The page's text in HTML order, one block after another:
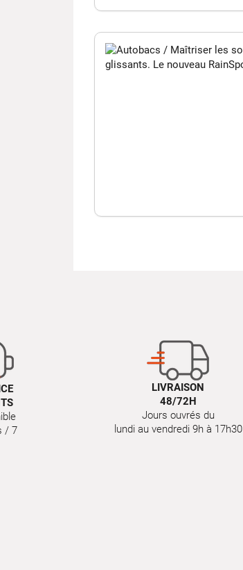
/ 7
LIVRAISON
48/72H
Jours ouvrés du
lundi au vendredi 9h à 17h30